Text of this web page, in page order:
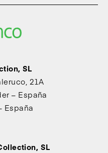
SL
21A
– España
España
SL